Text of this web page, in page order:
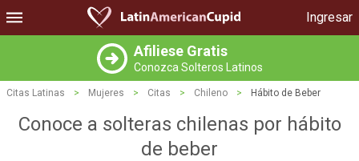
Ingresar
Afiliese Gratis
Conozca Solteros Latinos
Citas Latinas > Mujeres > Citas > Chileno > Hábito de Beber
Conoce a solteras chilenas por hábito
de beber